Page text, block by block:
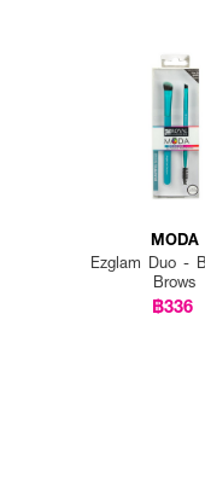
MODA
Ezglam Duo -
Brows
฿336